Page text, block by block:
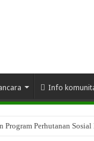
Info
Program Perhutanan